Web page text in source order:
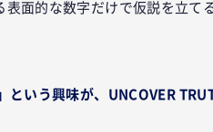
面的な数字だけで仮説を立て
いう興味が、UNCOVER